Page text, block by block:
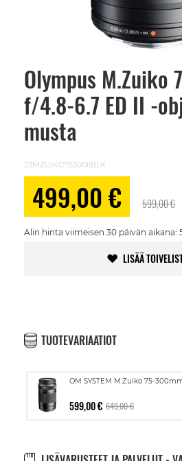
Olympus M.Zuiko
f/4.8-6.7 ED II -
musta
23MZUIKO75300IIBLK
499,00 € 599,00 €
Alin hinta viimeisen 30 päivän aikana:
LISÄÄ
TUOTEVARIAATIOT
OM SYSTEM M.Zuiko 75-
599,00 € 649,00 €
Skip
beginning
images